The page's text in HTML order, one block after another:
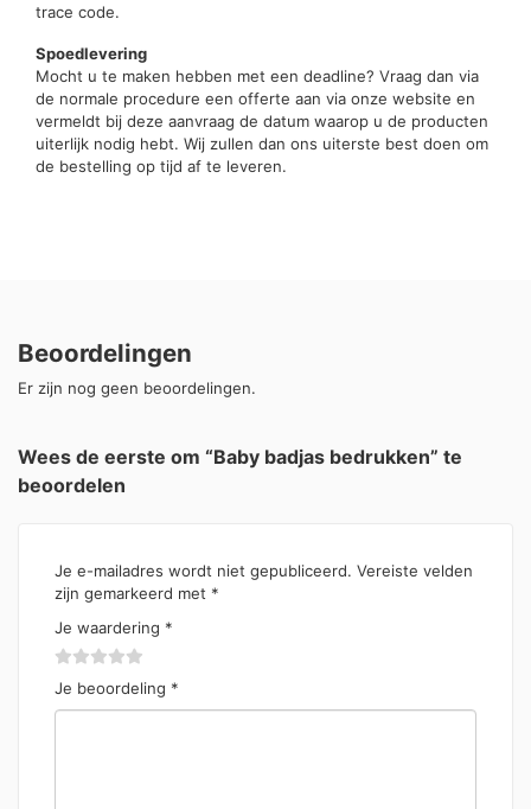
trace code.
Spoedlevering
Mocht u te maken hebben met een deadline? Vraag dan via
de normale procedure een offerte aan via onze website en
vermeldt bij deze aanvraag de datum waarop u de producten
uiterlijk nodig hebt. Wij zullen dan ons uiterste best doen om
de bestelling op tijd af te leveren.
Beoordelingen
Er zijn nog geen beoordelingen.
Wees de eerste om “Baby badjas bedrukken” te
beoordelen
Je e-mailadres wordt niet gepubliceerd. Vereiste velden
zijn gemarkeerd met *
Je waardering *
Je beoordeling *